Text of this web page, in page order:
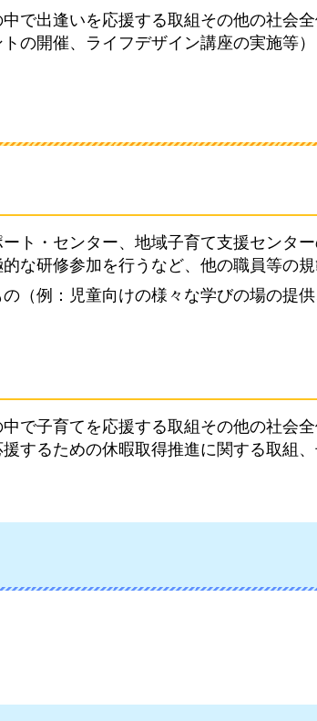
で出逢いを応援する取組その他の社会
の開催、ライフデザイン講座の実施等）
ト・センター、地域子育て支援センタ
な研修参加を行うなど、他の職員等の規
（例：児童向けの様々な学びの場の提
で子育てを応援する取組その他の社会
するための休暇取得推進に関する取組